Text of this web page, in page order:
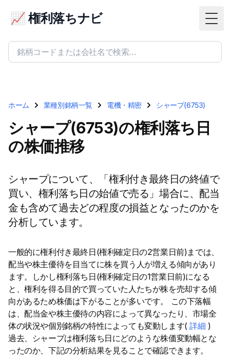
📈 権利落ちナビ
ホーム 業種別銘柄一覧 電機・精密 シャープ(6753)
シャープ(6753)の権利落ち日
の株価推移
シャープについて、「権利付き最終日の終値で
買い、権利落ち日の始値で売る」場合に、配当
金も含めて過去どの程度の損益となったのかを
分析しています。
一般的に権利付き最終日(権利確定日の2営業日前)までは、
配当や株主優待を目当てに株を買う人が増える傾向があり
ます。しかし権利落ち日(権利確定日の1営業日前)になる
と、権利を得る目的で買っていた人たちが株を売却する傾
向があるため株価は下がることが多いです。 この下落幅
は、配当金や株主優待の内容によって異なったり、市場全
体の状況や個別銘柄の特性によっても変動します(詳細 )
過去、シャープは権利落ち日にどのような株価変動幅とな
ったのか、下記の分析結果を見ることで確認できます。